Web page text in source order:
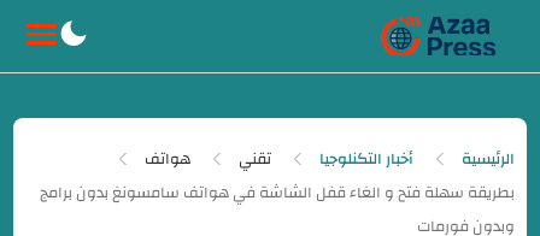
الرئيسية أخبار التكنلوجيا تقني هواتف